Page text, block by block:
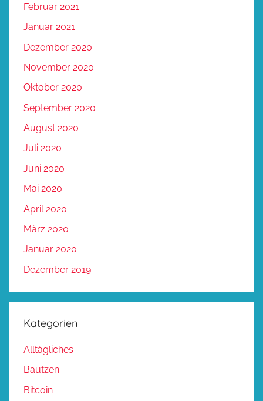
Februar 2021
Januar 2021
Dezember 2020
November 2020
Oktober 2020
September 2020
August 2020
Juli 2020
Juni 2020
Mai 2020
April 2020
März 2020
Januar 2020
Dezember 2019
Kategorien
Alltägliches
Bautzen
Bitcoin